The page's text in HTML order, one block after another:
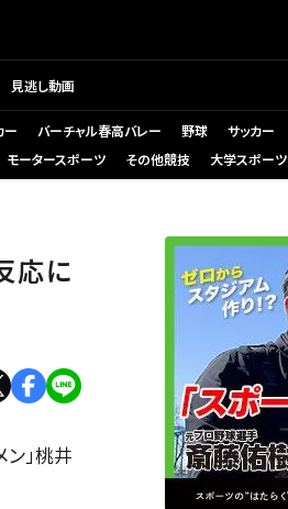
見逃し動画
ー バーチャル春高バレー 野球 サッカー
モータースポーツ その他競技 大学スポーツ
応に
」桃井